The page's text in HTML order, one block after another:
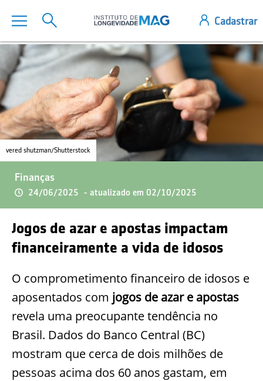
vered shutzman/Shutterstock
Finanças
24/06/2025 - atualizado em 02/10/2025
Jogos de azar e apostas impactam
financeiramente a vida de idosos
O comprometimento financeiro de idosos e
aposentados com jogos de azar e apostas
revela uma preocupante tendência no
Brasil. Dados do Banco Central (BC)
mostram que cerca de dois milhões de
pessoas acima dos 60 anos gastam, em